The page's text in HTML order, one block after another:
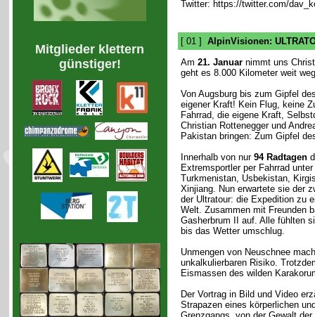
Mitglieder klettern
günstiger!
Twitter: https://twitter.com/
[ 01 ] AlpinVisionen:
Am 21. Januarnimmt uns
geht es 8.000 Kilometer weit
Von Augsburg bis zum Gipfel
eigener Kraft! Kein Flug, keine
Fahrrad, die eigene Kraft,
Christian Rottenegger und
Pakistan bringen: Zum Gipfel
Innerhalb von nur 94 Radtagen
Extremsportler per Fahrrad
Turkmenistan, Usbekistan,
Xinjiang. Nun erwartete sie der
der Ultratour: die Expedition zu
Welt. Zusammen mit Freunden
Gasherbrum II auf. Alle fühlten
bis das Wetter umschlug.
Unmengen von Neuschnee
unkalkulierbaren Risiko.
Eismassen des wilden
Der Vortrag in Bild und Video
Strapazen eines körperlichen